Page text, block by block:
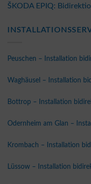
ŠKODA EPIQ:
Peuschen – Installation
Waghäusel – Installation
Bottrop – Installation
Odernheim am Glan –
Krombach – Installation
Lüssow – Installation